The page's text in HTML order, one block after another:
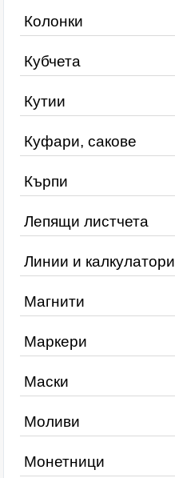
Колонки
Кубчета
Кутии
Куфари, сакове
Кърпи
Лепящи листчета
Линии и калкулатори
Магнити
Маркери
Маски
Моливи
Монетници